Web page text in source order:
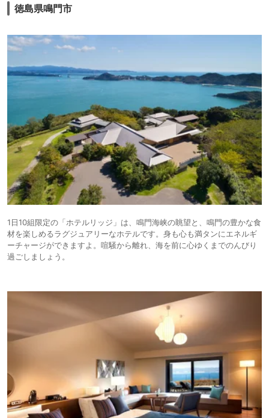
徳島県鳴門市
1日10組限定の「ホテルリッジ」は、鳴門海峡の眺望と、鳴門の豊かな食
材を楽しめるラグジュアリーなホテルです。身も心も満タンにエネルギ
ーチャージができますよ。喧騒から離れ、海を前に心ゆくまでのんびり
過ごしましょう。